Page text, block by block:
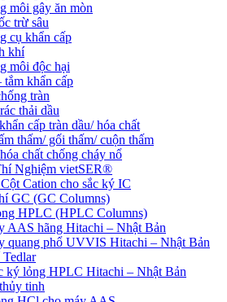
môi gây ăn mòn
trừ sâu
cụ khẩn cấp
khí
môi độc hại
khẩn cấp
tràn
thải dầu
cấp tràn dầu/ hóa chất
thấm/ gối thấm/ cuộn thấm
chất chống cháy nổ
Nghiệm vietSER®
Cation cho sắc ký IC
GC (GC Columns)
HPLC (HPLC Columns)
AAS hãng Hitachi – Nhật Bản
quang phổ UVVIS Hitachi – Nhật Bản
ký lỏng HPLC Hitachi – Nhật Bản
tinh